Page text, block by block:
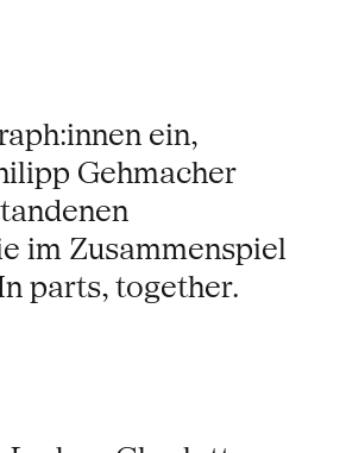
ein,
Gehmacher
im Zusammenspiel
parts, together.